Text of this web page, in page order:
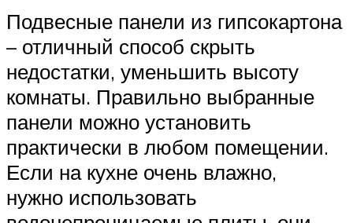
Подвесные панели из гипсокартона
– отличный способ скрыть
недостатки, уменьшить высоту
комнаты. Правильно выбранные
панели можно установить
практически в любом помещении.
Если на кухне очень влажно,
нужно использовать